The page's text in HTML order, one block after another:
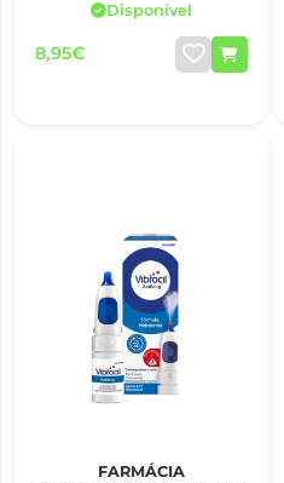
Disponível
8,95€
FARMÁCIA